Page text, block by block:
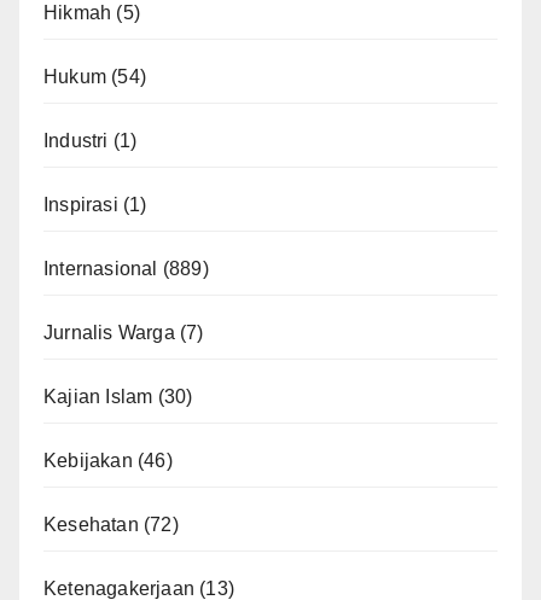
Hikmah (5)
Hukum (54)
Industri (1)
Inspirasi (1)
Internasional (889)
Jurnalis Warga (7)
Kajian Islam (30)
Kebijakan (46)
Kesehatan (72)
Ketenagakerjaan (13)